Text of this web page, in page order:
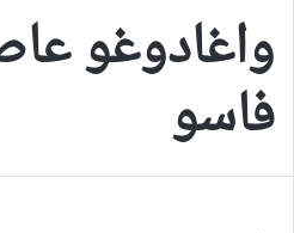
واغادوغو
فاسو